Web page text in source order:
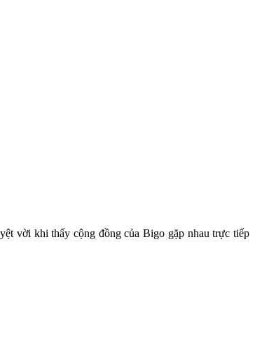
vời khi thấy cộng đồng của Bigo gặp nhau trực tiếp